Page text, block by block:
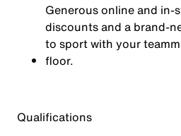
Generous online and in-
discounts and a brand-
to sport with your
floor.
Qualifications